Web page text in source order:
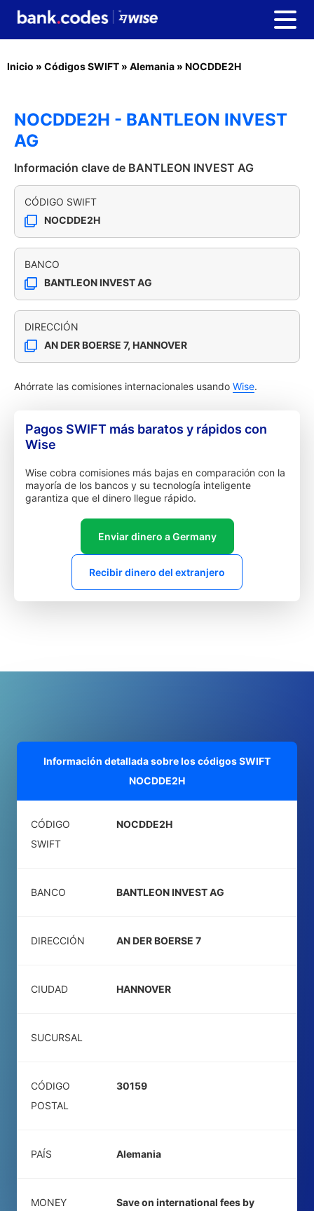
Inicio » Códigos SWIFT » Alemania » NOCDDE2H
NOCDDE2H - BANTLEON INVEST
AG
Información clave de BANTLEON INVEST AG
CÓDIGO SWIFT
NOCDDE2H
BANCO
BANTLEON INVEST AG
DIRECCIÓN
AN DER BOERSE 7, HANNOVER
Ahórrate las comisiones internacionales usando Wise.
Pagos SWIFT más baratos y rápidos con
Wise
Wise cobra comisiones más bajas en comparación con la
mayoría de los bancos y su tecnología inteligente
garantiza que el dinero llegue rápido.
Enviar dinero a Germany
Recibir dinero del extranjero
Información detallada sobre los códigos SWIFT
NOCDDE2H
CÓDIGO
SWIFT
NOCDDE2H
BANCO BANTLEON INVEST AG
DIRECCIÓN AN DER BOERSE 7
CIUDAD HANNOVER
SUCURSAL
CÓDIGO
POSTAL
30159
PAÍS Alemania
MONEY
Save on international fees by